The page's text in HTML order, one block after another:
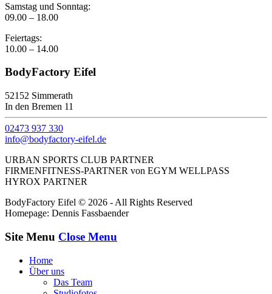
Samstag und Sonntag:
09.00 – 18.00
Feiertags:
10.00 – 14.00
BodyFactory Eifel
52152 Simmerath
In den Bremen 11
02473 937 330
info@bodyfactory-eifel.de
URBAN SPORTS CLUB PARTNER
FIRMENFITNESS-PARTNER von EGYM WELLPASS
HYROX PARTNER
BodyFactory Eifel © 2026 - All Rights Reserved
Homepage: Dennis Fassbaender
Site Menu Close Menu
Home
Über uns
Das Team